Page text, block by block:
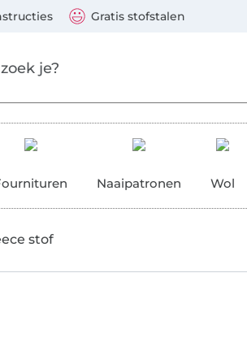
Gratis stofstalen
Naaipatronen Wol
stof
Mastercard, PayPal, iDeal,